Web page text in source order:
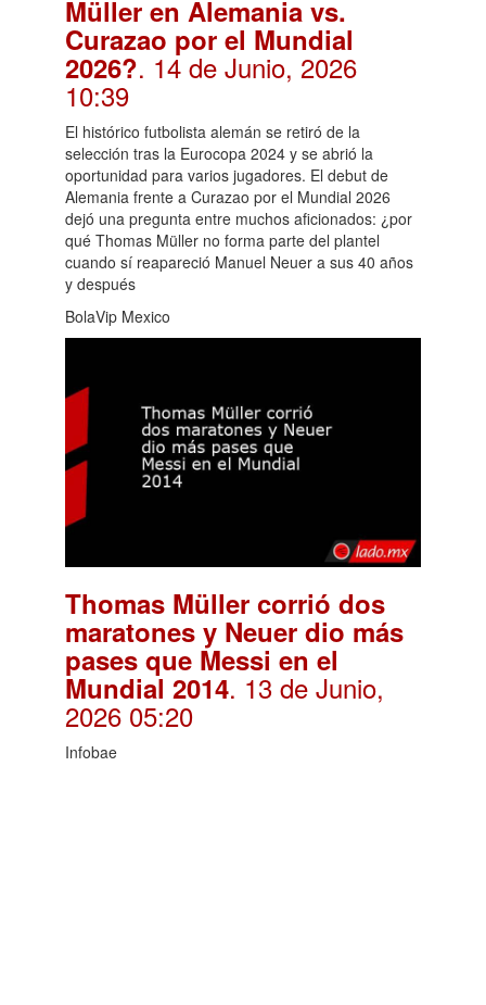
Müller en Alemania vs.
Curazao por el Mundial
2026?. 14 de Junio, 2026
10:39
El histórico futbolista alemán se retiró de la
selección tras la Eurocopa 2024 y se abrió la
oportunidad para varios jugadores. El debut de
Alemania frente a Curazao por el Mundial 2026
dejó una pregunta entre muchos aficionados: ¿por
qué Thomas Müller no forma parte del plantel
cuando sí reapareció Manuel Neuer a sus 40 años
y después
BolaVip Mexico
Thomas Müller corrió dos
maratones y Neuer dio más
pases que Messi en el
Mundial 2014. 13 de Junio,
2026 05:20
Infobae